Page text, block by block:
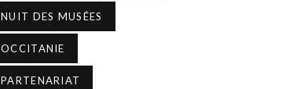
NUIT DES MUSÉES
OCCITANIE
PARTENARIAT